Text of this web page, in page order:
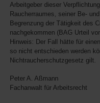
Arbeitgeber dieser
Raucherraumes, seiner Be-
Begrenzung der Tätigkeit des
nachgekommen (BAG Urteil
Hinweis: Der Fall hätte für
so nicht entschieden werden
Nichtraucherschutzgesetz gilt.
Peter A. Aßmann
Fachanwalt für Arbeitsrecht